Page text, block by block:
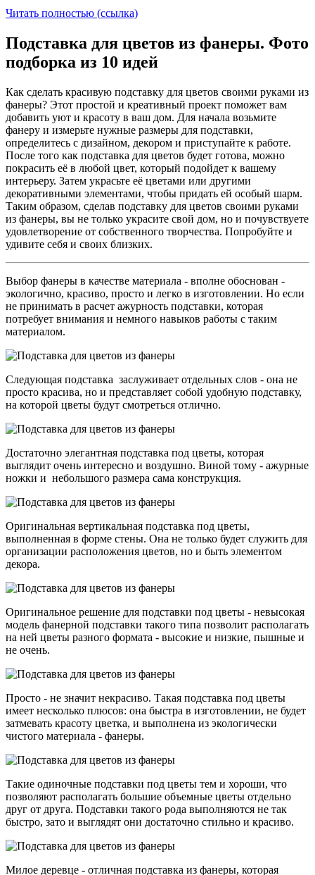
Читать полностью (ссылка)
Подставка для цветов из фанеры. Фото
подборка из 10 идей
Как сделать красивую подставку для цветов своими руками из
фанеры? Этот простой и креативный проект поможет вам
добавить уют и красоту в ваш дом. Для начала возьмите
фанеру и измерьте нужные размеры для подставки,
определитесь с дизайном, декором и приступайте к работе.
После того как подставка для цветов будет готова, можно
покрасить её в любой цвет, который подойдет к вашему
интерьеру. Затем украсьте её цветами или другими
декоративными элементами, чтобы придать ей особый шарм.
Таким образом, сделав подставку для цветов своими руками
из фанеры, вы не только украсите свой дом, но и почувствуете
удовлетворение от собственного творчества. Попробуйте и
удивите себя и своих близких.
Выбор фанеры в качестве материала - вполне обоснован -
экологично, красиво, просто и легко в изготовлении. Но если
не принимать в расчет ажурность подставки, которая
потребует внимания и немного навыков работы с таким
материалом.
Следующая подставка заслуживает отдельных слов - она не
просто красива, но и представляет собой удобную подставку,
на которой цветы будут смотреться отлично.
Достаточно элегантная подставка под цветы, которая
выглядит очень интересно и воздушно. Виной тому - ажурные
ножки и небольшого размера сама конструкция.
Оригинальная вертикальная подставка под цветы,
выполненная в форме стены. Она не только будет служить для
организации расположения цветов, но и быть элементом
декора.
Оригинальное решение для подставки под цветы - невысокая
модель фанерной подставки такого типа позволит располагать
на ней цветы разного формата - высокие и низкие, пышные и
не очень.
Просто - не значит некрасиво. Такая подставка под цветы
имеет несколько плюсов: она быстра в изготовлении, не будет
затмевать красоту цветка, и выполнена из экологически
чистого материала - фанеры.
Такие одиночные подставки под цветы тем и хороши, что
позволяют располагать большие объемные цветы отдельно
друг от друга. Подставки такого рода выполняются не так
быстро, зато и выглядят они достаточно стильно и красиво.
Милое деревце - отличная подставка из фанеры, которая